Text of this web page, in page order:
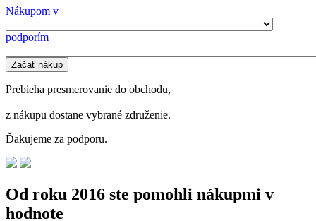
Nákupom v
podporím
Začať nákup
Prebieha presmerovanie do obchodu,
z nákupu dostane vybrané združenie.
Ďakujeme za podporu.
Od roku 2016 ste pomohli nákupmi v
hodnote